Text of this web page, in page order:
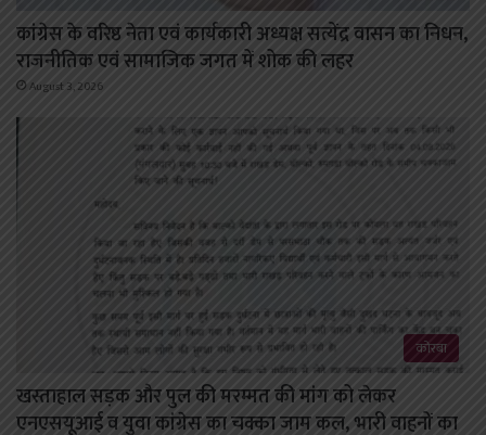
कांग्रेस के वरिष्ठ नेता एवं कार्यकारी अध्यक्ष सत्येंद्र वासन का निधन,
राजनीतिक एवं सामाजिक जगत में शोक की लहर
August 3, 2026
कोरबा
खस्ताहाल सड़क और पुल की मरम्मत की मांग को लेकर
एनएसयूआई व युवा कांग्रेस का चक्का जाम कल, भारी वाहनों का